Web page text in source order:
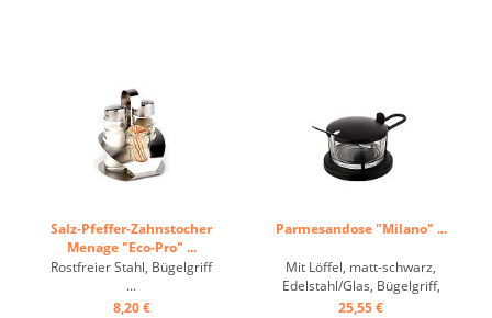
Salz-Pfeffer-Zahnstocher
Menage "Eco-Pro" ...
Rostfreier Stahl, Bügelgriff
...
8,20 €
Parmesandose "Milano" ...
Mit Löffel, matt-schwarz,
Edelstahl/Glas, Bügelgriff,
Glas: 9/5 cm ...
25,55 €